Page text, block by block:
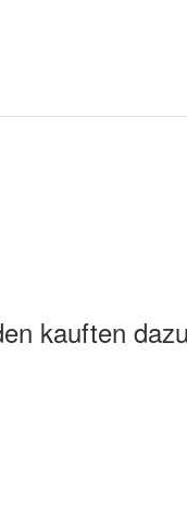
kauften